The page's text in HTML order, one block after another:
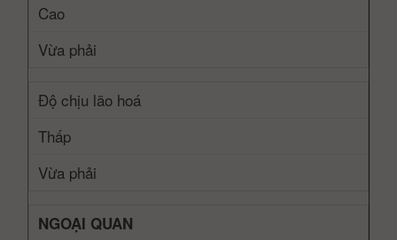
Cao
Vừa phải
Độ chịu lão hoá
Thấp
Vừa phải
NGOẠI QUAN